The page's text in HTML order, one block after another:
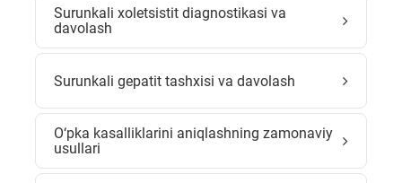
Surunkali xoletsistit diagnostikasi va
davolash
Surunkali gepatit tashxisi va davolash
O‘pka kasalliklarini aniqlashning zamonaviy
usullari